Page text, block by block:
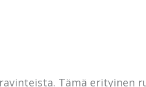
Tämä erityinen